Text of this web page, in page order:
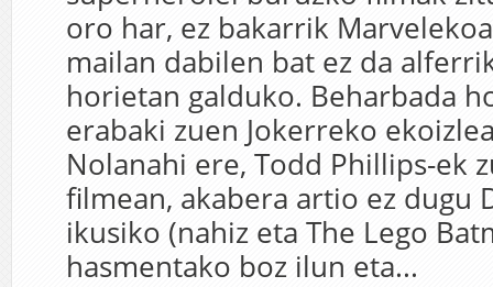
oro har, ez bakarrik
mailan dabilen bat ez da
horietan galduko. Beharbada
erabaki zuen Jokerreko
Nolanahi ere, Todd Phillips-ek
filmean, akabera artio ez dugu
ikusiko (nahiz eta The Lego
hasmentako boz ilun eta...